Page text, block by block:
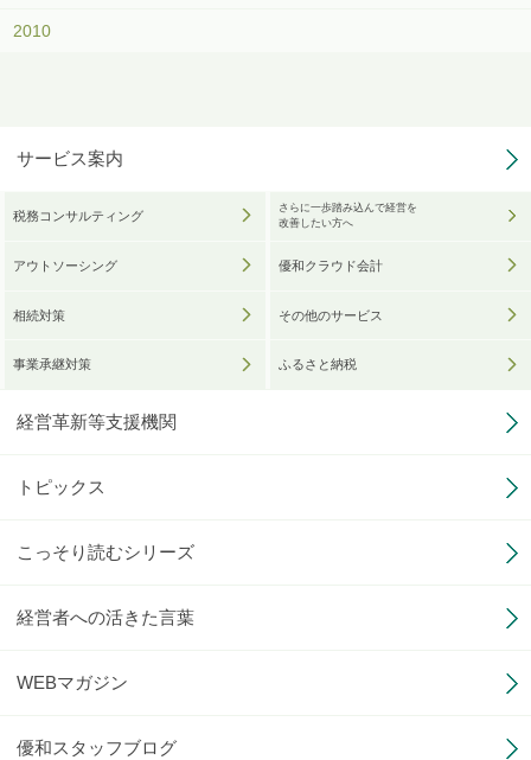
2010
サービス案内
税務コンサルティング
アウトソーシング
相続対策
事業承継対策
さらに一歩踏み込んで経営を
改善したい方へ
優和クラウド会計
その他のサービス
ふるさと納税
経営革新等支援機関
トピックス
こっそり読むシリーズ
経営者への活きた言葉
WEBマガジン
優和スタッフブログ